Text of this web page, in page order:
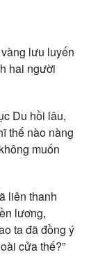
lưu luyến
hai người
Du hồi lâu,
thế nào nàng
muốn
liên thanh
lương,
ta đã đồng ý
cửa thế?”